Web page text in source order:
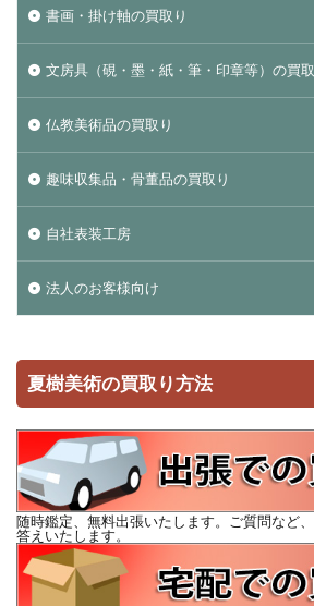
書画・掛け軸の買取り
文房具（硯・墨・紙・筆・印章等）の買
仏教美術品の買取り
趣味収集品・骨董品の買取り
自社表装工房
法人のお客様向け
夏樹美術の買取り方法
随時鑑定、無料出張いたします。ご質問など
答えいたします。